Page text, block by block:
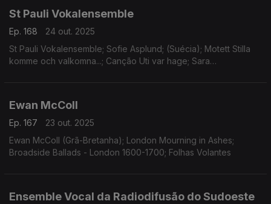
St Pauli Vokalensemble
Ep. 168
24 out. 2025
St Pauli Vokalensemble; Sofie Asplund; (Suécia); Motett Stilla
komme och valkomna...; Canção Uti var hage; Sara
Ewan McColl
Ep. 167
23 out. 2025
Ewan McColl (Grã-Bretanha); London Mourning in Ashes;
Broadside Ballads - London 1600-1700; Folhas Volantes
Ensemble Vocal da Radiodifusão do Sudoeste